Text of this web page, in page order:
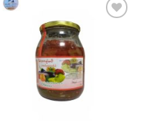
Նշել որպես
նախընտրած